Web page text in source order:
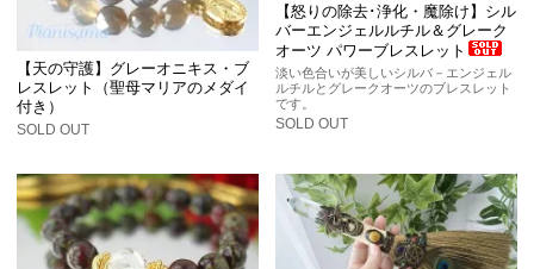
【天の守護】グレーオニキス・ブ
レスレット（聖母マリアのメダイ
付き）
SOLD OUT
【怒りの除去･浄化・魔除け】シル
バーエンジェルルチル＆グレーク
オーツ パワーブレスレット
淡い色合いが美しいシルバ－エンジェル
ルチルとグレークオーツのブレスレット
です。
SOLD OUT